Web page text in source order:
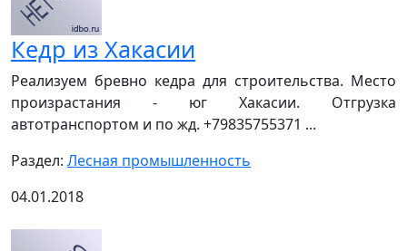
Кедр из Хакасии
Реализуем бревно кедра для строительства. Место
произрастания - юг Хакасии. Отгрузка
автотранспортом и по жд. +79835755371 ...
Раздел: Лесная промышленность
04.01.2018